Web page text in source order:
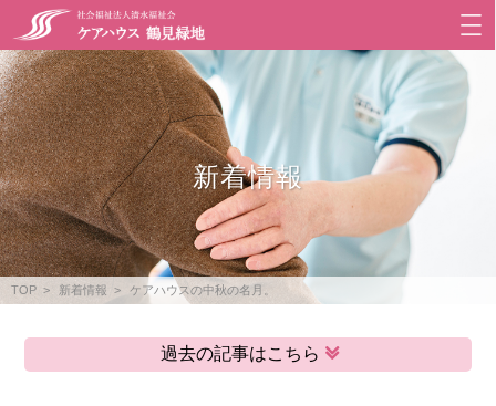
新着情報
TOP 新着情報 ケアハウスの中秋の名月。
過去の記事はこちら